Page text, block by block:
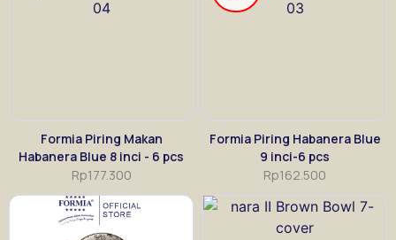
Formia Piring Makan
Habanera Blue 8 inci - 6 pcs
Rp177.300
Formia Piring Habanera Blue
9 inci-6 pcs
Rp162.500